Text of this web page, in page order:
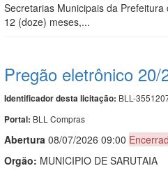
Secretarias Municipais da
12 (doze) meses,...
Pregão eletrônico 20/
Identificador desta licitação: BLL-
Portal: BLL Compras
Abertura 08/07/2026 09:00
Orgão: MUNICIPIO DE SARUTAIA